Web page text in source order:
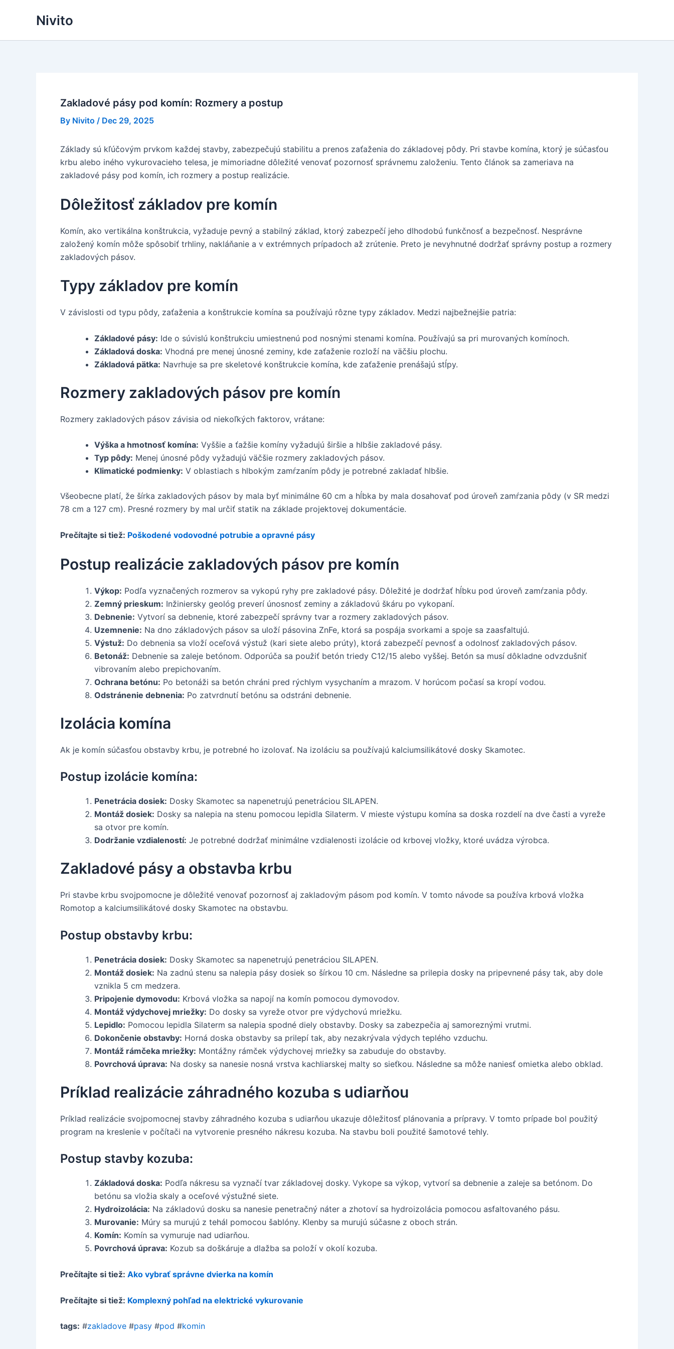
Nivito
Zakladové pásy pod komín: Rozmery a postup
By Nivito / Dec 29, 2025
Základy sú kľúčovým prvkom každej stavby, zabezpečujú stabilitu a prenos zaťaženia do základovej pôdy. Pri stavbe komína, ktorý je súčasťou
krbu alebo iného vykurovacieho telesa, je mimoriadne dôležité venovať pozornosť správnemu založeniu. Tento článok sa zameriava na
zakladové pásy pod komín, ich rozmery a postup realizácie.
Dôležitosť základov pre komín
Komín, ako vertikálna konštrukcia, vyžaduje pevný a stabilný základ, ktorý zabezpečí jeho dlhodobú funkčnosť a bezpečnosť. Nesprávne
založený komín môže spôsobiť trhliny, nakláňanie a v extrémnych prípadoch až zrútenie. Preto je nevyhnutné dodržať správny postup a rozmery
zakladových pásov.
Typy základov pre komín
V závislosti od typu pôdy, zaťaženia a konštrukcie komína sa používajú rôzne typy základov. Medzi najbežnejšie patria:
Základové pásy: Ide o súvislú konštrukciu umiestnenú pod nosnými stenami komína. Používajú sa pri murovaných komínoch.
Základová doska: Vhodná pre menej únosné zeminy, kde zaťaženie rozloží na väčšiu plochu.
Základová pätka: Navrhuje sa pre skeletové konštrukcie komína, kde zaťaženie prenášajú stĺpy.
Rozmery zakladových pásov pre komín
Rozmery zakladových pásov závisia od niekoľkých faktorov, vrátane:
Výška a hmotnosť komína: Vyššie a ťažšie komíny vyžadujú širšie a hlbšie zakladové pásy.
Typ pôdy: Menej únosné pôdy vyžadujú väčšie rozmery zakladových pásov.
Klimatické podmienky: V oblastiach s hlbokým zamŕzaním pôdy je potrebné zakladať hlbšie.
Všeobecne platí, že šírka zakladových pásov by mala byť minimálne 60 cm a hĺbka by mala dosahovať pod úroveň zamŕzania pôdy (v SR medzi
78 cm a 127 cm). Presné rozmery by mal určiť statik na základe projektovej dokumentácie.
Prečítajte si tiež: Poškodené vodovodné potrubie a opravné pásy
Postup realizácie zakladových pásov pre komín
Výkop: Podľa vyznačených rozmerov sa vykopú ryhy pre zakladové pásy. Dôležité je dodržať hĺbku pod úroveň zamŕzania pôdy.
Zemný prieskum: Inžiniersky geológ preverí únosnosť zeminy a základovú škáru po vykopaní.
Debnenie: Vytvorí sa debnenie, ktoré zabezpečí správny tvar a rozmery zakladových pásov.
Uzemnenie: Na dno základových pásov sa uloží pásovina ZnFe, ktorá sa pospája svorkami a spoje sa zaasfaltujú.
Výstuž: Do debnenia sa vloží oceľová výstuž (kari siete alebo prúty), ktorá zabezpečí pevnosť a odolnosť zakladových pásov.
Betonáž: Debnenie sa zaleje betónom. Odporúča sa použiť betón triedy C12/15 alebo vyššej. Betón sa musí dôkladne odvzdušniť
vibrovaním alebo prepichovaním.
Ochrana betónu: Po betonáži sa betón chráni pred rýchlym vysychaním a mrazom. V horúcom počasí sa kropí vodou.
Odstránenie debnenia: Po zatvrdnutí betónu sa odstráni debnenie.
Izolácia komína
Ak je komín súčasťou obstavby krbu, je potrebné ho izolovať. Na izoláciu sa používajú kalciumsilikátové dosky Skamotec.
Postup izolácie komína:
Penetrácia dosiek: Dosky Skamotec sa napenetrujú penetráciou SILAPEN.
Montáž dosiek: Dosky sa nalepia na stenu pomocou lepidla Silaterm. V mieste výstupu komína sa doska rozdelí na dve časti a vyreže
sa otvor pre komín.
Dodržanie vzdialeností: Je potrebné dodržať minimálne vzdialenosti izolácie od krbovej vložky, ktoré uvádza výrobca.
Zakladové pásy a obstavba krbu
Pri stavbe krbu svojpomocne je dôležité venovať pozornosť aj zakladovým pásom pod komín. V tomto návode sa používa krbová vložka
Romotop a kalciumsilikátové dosky Skamotec na obstavbu.
Postup obstavby krbu:
Penetrácia dosiek: Dosky Skamotec sa napenetrujú penetráciou SILAPEN.
Montáž dosiek: Na zadnú stenu sa nalepia pásy dosiek so šírkou 10 cm. Následne sa prilepia dosky na pripevnené pásy tak, aby dole
vznikla 5 cm medzera.
Pripojenie dymovodu: Krbová vložka sa napojí na komín pomocou dymovodov.
Montáž výdychovej mriežky: Do dosky sa vyreže otvor pre výdychovú mriežku.
Lepidlo: Pomocou lepidla Silaterm sa nalepia spodné diely obstavby. Dosky sa zabezpečia aj samoreznými vrutmi.
Dokončenie obstavby: Horná doska obstavby sa prilepí tak, aby nezakrývala výdych teplého vzduchu.
Montáž rámčeka mriežky: Montážny rámček výdychovej mriežky sa zabuduje do obstavby.
Povrchová úprava: Na dosky sa nanesie nosná vrstva kachliarskej malty so sieťkou. Následne sa môže naniesť omietka alebo obklad.
Príklad realizácie záhradného kozuba s udiarňou
Príklad realizácie svojpomocnej stavby záhradného kozuba s udiarňou ukazuje dôležitosť plánovania a prípravy. V tomto prípade bol použitý
program na kreslenie v počítači na vytvorenie presného nákresu kozuba. Na stavbu boli použité šamotové tehly.
Postup stavby kozuba:
Základová doska: Podľa nákresu sa vyznačí tvar základovej dosky. Vykope sa výkop, vytvorí sa debnenie a zaleje sa betónom. Do
betónu sa vložia skaly a oceľové výstužné siete.
Hydroizolácia: Na základovú dosku sa nanesie penetračný náter a zhotoví sa hydroizolácia pomocou asfaltovaného pásu.
Murovanie: Múry sa murujú z tehál pomocou šablóny. Klenby sa murujú súčasne z oboch strán.
Komín: Komín sa vymuruje nad udiarňou.
Povrchová úprava: Kozub sa doškáruje a dlažba sa položí v okolí kozuba.
Prečítajte si tiež: Ako vybrať správne dvierka na komín
Prečítajte si tiež: Komplexný pohľad na elektrické vykurovanie
tags: #zakladove #pasy #pod #komin